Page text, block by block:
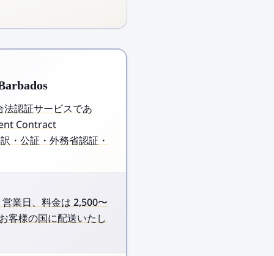
認証サービスであ
Contract
・公証・外務省認証・
業日、料金は 2,500〜
客様の国に配送いたし